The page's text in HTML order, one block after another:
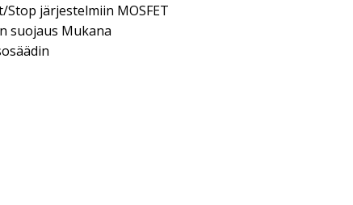
järjestelmiin MOSFET
suojaus Mukana